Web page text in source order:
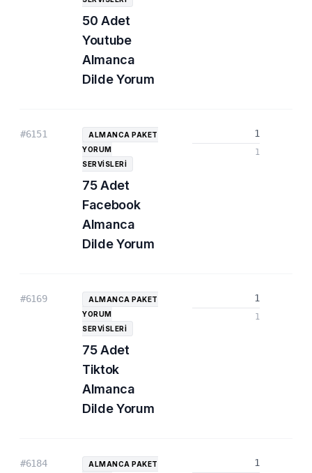
50 Adet
Youtube
Almanca
Dilde Yorum
#6151
ALMANCA PAKET
YORUM
SERVISLERI
75 Adet
Facebook
Almanca
Dilde Yorum
1
1
#6169
ALMANCA PAKET
YORUM
SERVISLERI
75 Adet
Tiktok
Almanca
Dilde Yorum
1
1
#6184
ALMANCA PAKET
1